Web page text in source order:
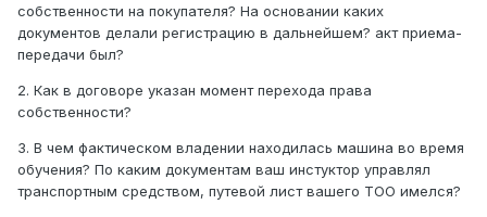
собственности на покупателя? На основании каких
документов делали регистрацию в дальнейшем? акт приема-
передачи был?
2. Как в договоре указан момент перехода права
собственности?
3. В чем фактическом владении находилась машина во время
обучения? По каким документам ваш инстуктор управлял
транспортным средством, путевой лист вашего ТОО имелся?